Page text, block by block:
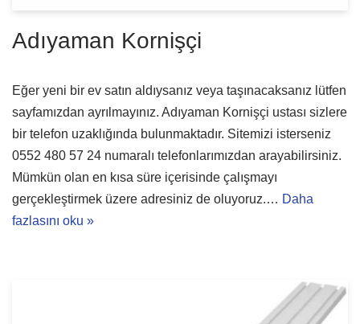
Adıyaman Kornişçi
Eğer yeni bir ev satın aldıysanız veya taşınacaksanız lütfen
sayfamızdan ayrılmayınız. Adıyaman Kornişçi ustası sizlere
bir telefon uzaklığında bulunmaktadır. Sitemizi isterseniz
0552 480 57 24 numaralı telefonlarımızdan arayabilirsiniz.
Mümkün olan en kısa süre içerisinde çalışmayı
gerçekleştirmek üzere adresiniz de oluyoruz.… Daha
fazlasını oku »